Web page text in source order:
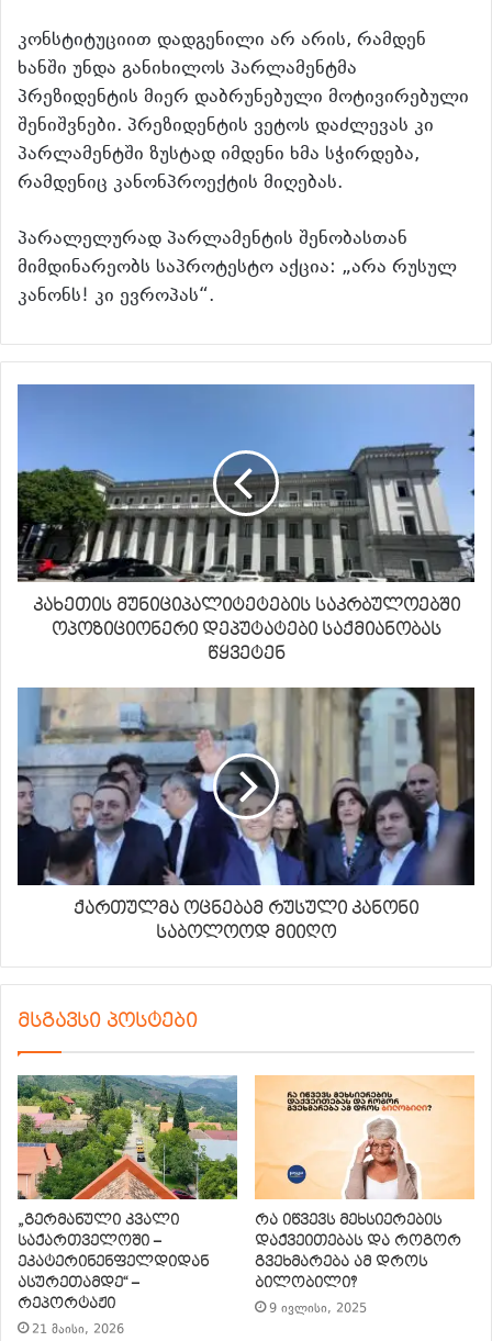
კონსტიტუციით დადგენილი არ არის, რამდენ
ხანში უნდა განიხილოს პარლამენტმა
პრეზიდენტის მიერ დაბრუნებული მოტივირებული
შენიშვნები. პრეზიდენტის ვეტოს დაძლევას კი
პარლამენტში ზუსტად იმდენი ხმა სჭირდება,
რამდენიც კანონპროექტის მიღებას.
პარალელურად პარლამენტის შენობასთან
მიმდინარეობს საპროტესტო აქცია: „არა რუსულ
კანონს! კი ევროპას“.
კახეთის მუნიციპალიტეტების საკრბულოებში
ოპოზიციონერი დეპუტატები საქმიანობას
წყვეტენ
ქართულმა ოცნებამ რუსული კანონი
საბოლოოდ მიიღო
მსგავსი პოსტები
„გერმანული კვალი
საქართველოში –
ეკატერინენფელდიდან
ასურეთამდე“ –
რეპორტაჟი
21 მაისი, 2026
რა იწვევს მეხსიერების
დაქვეითებას და როგორ
გვეხმარება ამ დროს
ბილობილი?
9 ივლისი, 2025